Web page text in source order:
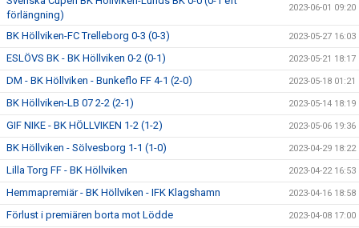
förlängning)
2023-06-01 09:20
BK Höllviken-FC Trelleborg 0-3 (0-3) 2023-05-27 16:03
ESLÖVS BK - BK Höllviken 0-2 (0-1) 2023-05-21 18:17
DM - BK Höllviken - Bunkeflo FF 4-1 (2-0) 2023-05-18 01:21
BK Höllviken-LB 07 2-2 (2-1) 2023-05-14 18:19
GIF NIKE - BK HÖLLVIKEN 1-2 (1-2) 2023-05-06 19:36
BK Höllviken - Sölvesborg 1-1 (1-0) 2023-04-29 18:22
Lilla Torg FF - BK Höllviken 2023-04-22 16:53
Hemmapremiär - BK Höllviken - IFK Klagshamn 2023-04-16 18:58
Förlust i premiären borta mot Lödde 2023-04-08 17:00